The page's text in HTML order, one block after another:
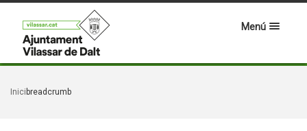
Menú
Inici breadcrumb